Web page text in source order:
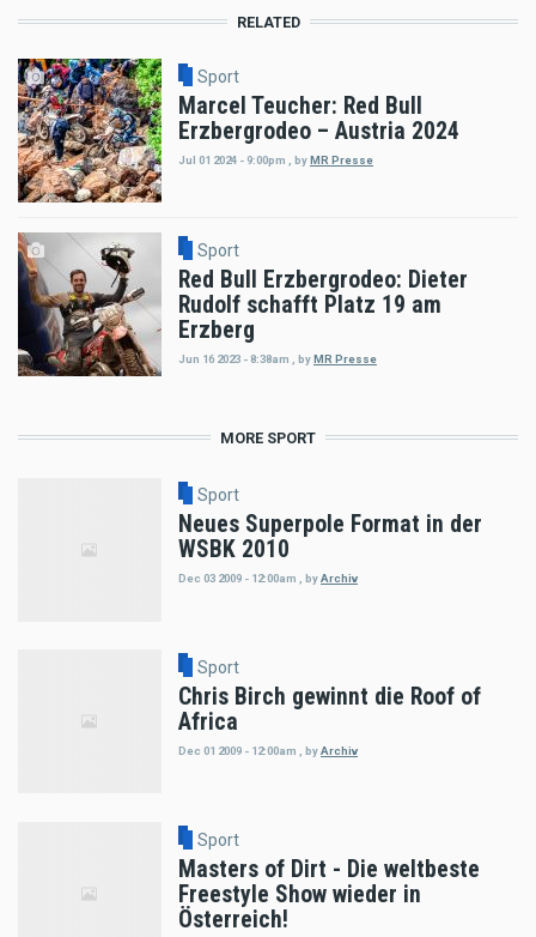
RELATED
Sport
Marcel Teucher: Red Bull
Erzbergrodeo – Austria 2024
Jul 01 2024 - 9:00pm , byMR Presse
Sport
Red Bull Erzbergrodeo: Dieter
Rudolf schafft Platz 19 am
Erzberg
Jun 16 2023 - 8:38am byMR Presse
MORE SPORT
Sport
Neues Superpole Format in der
WSBK 2010
Dec 03 2009 - 12:00am , byArchiv
Sport
Chris Birch gewinnt die Roof of
Africa
Dec 01 2009 - 12:00am byArchiv
Sport
Masters of Dirt - Die weltbeste
Freestyle Show wieder in
Österreich!